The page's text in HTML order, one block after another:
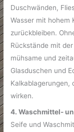
Duschwänden,
Wasser mit hohem
zurückbleiben.
Rückstände mit
mühsame und
Glasduschen und
Kalkablagerungen,
wirken.
4. Waschmittel-
Seife und